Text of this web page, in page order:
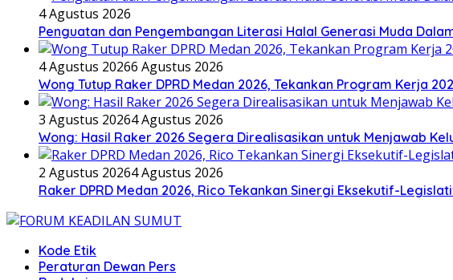
4 Agustus 2026
Penguatan dan Pengembangan Literasi Halal Generasi Muda
4 Agustus 20266 Agustus 2026
Wong Tutup Raker DPRD Medan 2026, Tekankan Program Kerja
3 Agustus 20264 Agustus 2026
Wong: Hasil Raker 2026 Segera Direalisasikan untuk Menjawab
2 Agustus 20264 Agustus 2026
Raker DPRD Medan 2026, Rico Tekankan Sinergi Eksekutif-
Kode Etik
Peraturan Dewan Pers